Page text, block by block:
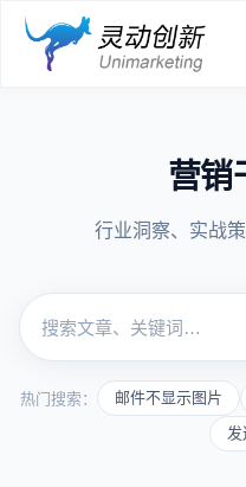
营销
行业洞察、实战
热门搜索： 邮件不显示图片